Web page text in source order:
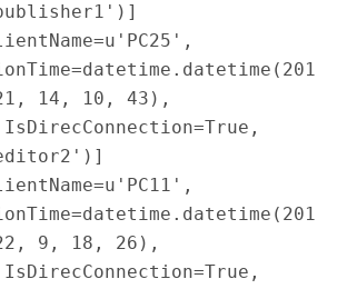
14, 10, 43),
9, 18, 26),